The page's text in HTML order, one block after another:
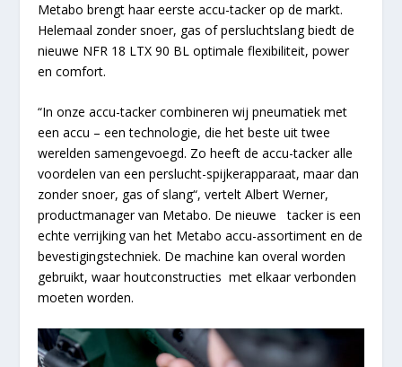
Metabo brengt haar eerste accu-tacker op de markt.
Helemaal zonder snoer, gas of persluchtslang biedt de
nieuwe NFR 18 LTX 90 BL optimale flexibiliteit, power
en comfort.
“In onze accu-tacker combineren wij pneumatiek met
een accu – een technologie, die het beste uit twee
werelden samengevoegd. Zo heeft de accu-tacker alle
voordelen van een perslucht-spijkerapparaat, maar dan
zonder snoer, gas of slang“, vertelt Albert Werner,
productmanager van Metabo. De nieuwe tacker is een
echte verrijking van het Metabo accu-assortiment en de
bevestigingstechniek. De machine kan overal worden
gebruikt, waar houtconstructies met elkaar verbonden
moeten worden.